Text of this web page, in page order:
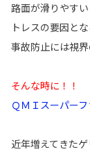
路面が滑りやす
トレスの要因とな
事故防止には視界
そんな時に！！
ＱＭＩスーパー
近年増えてきた